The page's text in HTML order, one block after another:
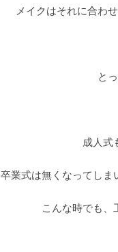
メイクはそれに合わ
と
成人式
卒業式は無くなってしま
こんな時でも、